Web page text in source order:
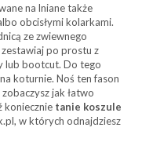
na lniane także
obcisłymi kolarkami.
ze zwiewnego
zestawiaj po prostu z
lub bootcut. Do tego
koturnie. Noś ten fason
jak łatwo
koniecznie tanie koszule
w których odnajdziesz